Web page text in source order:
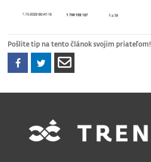
Pošlite tip na tento článok svojim priateľom!